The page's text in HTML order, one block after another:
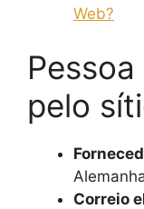
Web?
pelo
Correio